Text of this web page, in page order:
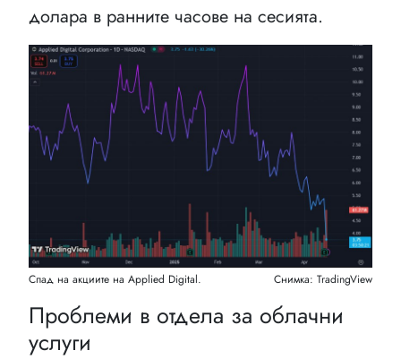
долара в ранните часове на сесията.
Спад на акциите на Applied Digital. Снимка: TradingView
Проблеми в отдела за облачни
услуги